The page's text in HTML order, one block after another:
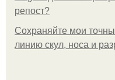
репост?
Сохраняйте мои
линию скул, носа и